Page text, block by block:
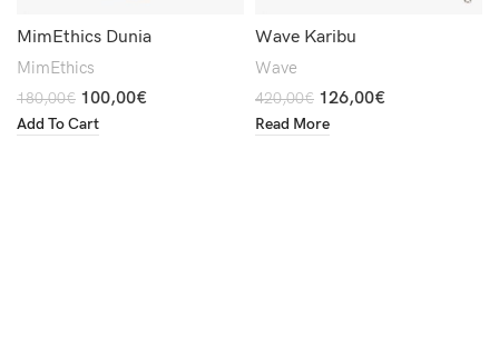
MimEthics Dunia
MimEthics
180,00€ 100,00€
Add To Cart
Wave Karibu
Wave
420,00€ 126,00€
Read More